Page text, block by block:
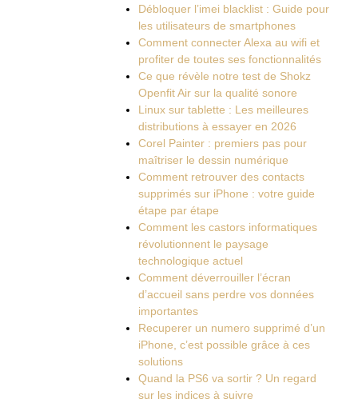
Débloquer l’imei blacklist : Guide pour
les utilisateurs de smartphones
Comment connecter Alexa au wifi et
profiter de toutes ses fonctionnalités
Ce que révèle notre test de Shokz
Openfit Air sur la qualité sonore
Linux sur tablette : Les meilleures
distributions à essayer en 2026
Corel Painter : premiers pas pour
maîtriser le dessin numérique
Comment retrouver des contacts
supprimés sur iPhone : votre guide
étape par étape
Comment les castors informatiques
révolutionnent le paysage
technologique actuel
Comment déverrouiller l’écran
d’accueil sans perdre vos données
importantes
Recuperer un numero supprimé d’un
iPhone, c’est possible grâce à ces
solutions
Quand la PS6 va sortir ? Un regard
sur les indices à suivre